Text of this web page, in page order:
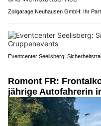
Zollgarage Neuhausen GmbH: Ihr
Eventcenter Seelisberg:
Romont FR:
jährige Autofahrerin